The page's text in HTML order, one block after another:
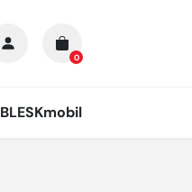
0
BLESKmobil